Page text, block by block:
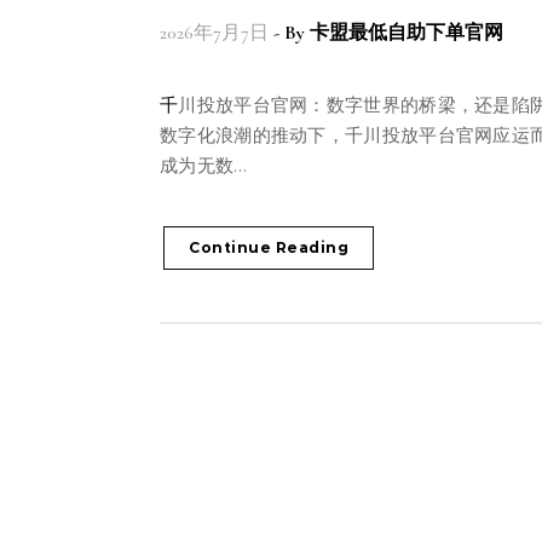
2026年7月7日 - By 卡盟最低自助下单官网
千川投放平台官网：数字世界的桥梁，还是陷阱？在
数字化浪潮的推动下，千川投放平台官网应运
成为无数…
Continue Reading